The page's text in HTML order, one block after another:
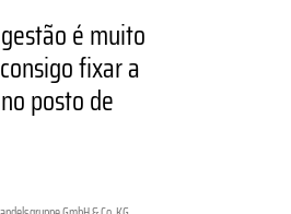
é muito
fixar a
posto de